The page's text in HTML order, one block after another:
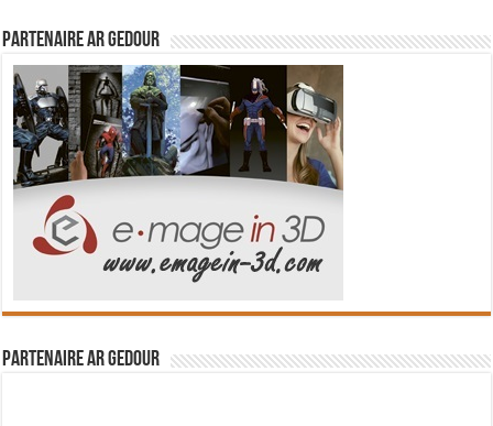
Partenaire Ar Gedour
Partenaire Ar Gedour